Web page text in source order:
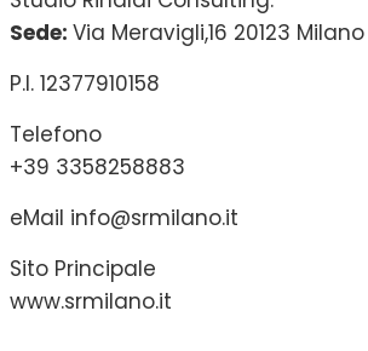
Sede: Via Meravigli,16 20123
P.I. 12377910158
Telefono
+39 3358258883
eMail info@srmilano.it
Sito Principale
www.srmilano.it